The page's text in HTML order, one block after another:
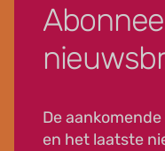
De
en het laatste